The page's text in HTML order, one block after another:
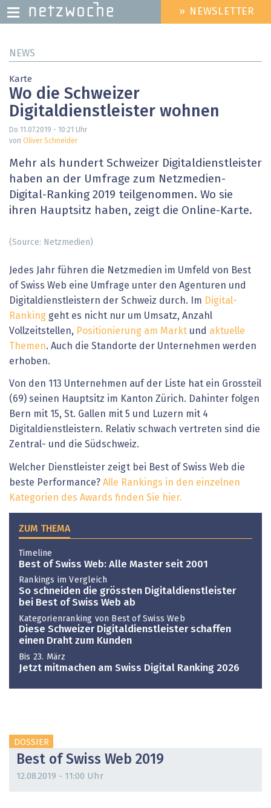
zum
HEADER
MENU
» NEWSLETTER
NEWS
Karte
Wo die Schweizer
Digitaldienstleister wohnen
Do 11.07.2019 - 10:21 Uhr
von Oliver Schneider
Mehr als hundert Schweizer Digitaldienstleister
haben an der Umfrage zum Netzmedien-
Digital-Ranking 2019 teilgenommen. Wo sie
ihren Hauptsitz haben, zeigt die Online-Karte.
(Source: Netzmedien)
Jedes Jahr führen die Netzmedien im Umfeld von Best
of Swiss Web eine Umfrage unter den Agenturen und
Digitaldienstleistern der Schweiz durch. Im Digital-
Ranking geht es nicht nur um Umsatz, Anzahl
Vollzeitstellen, Positionierung am Markt und aktuelle
Themen. Auch die Standorte der Unternehmen werden
erhoben.
Von den 113 Unternehmen auf der Liste hat ein Grossteil
(69) seinen Hauptsitz im Kanton Zürich. Dahinter folgen
Bern mit 15, St. Gallen mit 5 und Luzern mit 4
Digitaldienstleistern. Relativ schwach vertreten sind die
Zentral- und die Südschweiz.
Welcher Dienstleister zeigt bei Best of Swiss Web die
beste Performance? Alle Rankings in den einzelnen
Kategorien des Awards finden Sie hier.
ZUM THEMA
Timeline
Best of Swiss Web: Alle Master seit 2001
Rankings im Vergleich
So schneiden die grössten Digitaldienstleister
bei Best of Swiss Web ab
Kategorienranking von Best of Swiss Web
Diese Schweizer Digitaldienstleister schaffen
einen Draht zum Kunden
Bis 23. März
Jetzt mitmachen am Swiss Digital Ranking 2026
DOSSIER
Best of Swiss Web 2019
12.08.2019 - 11:00 Uhr